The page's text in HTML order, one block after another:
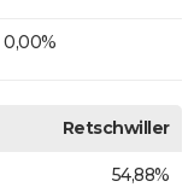
0,00%
Retschwiller
54,88%